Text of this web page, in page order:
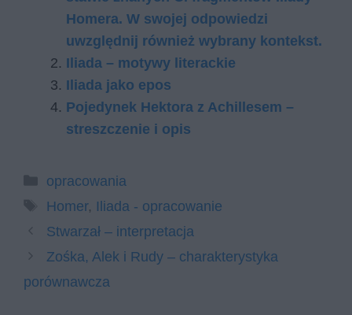
Ho­me­ra. W swo­jej od­po­wie­dzi
uwzględ­nij rów­nież wy­bra­ny kon­tekst.
Iliada – motywy literackie
Iliada jako epos
Pojedynek Hektora z Achillesem –
streszczenie i opis
Kategorie
opracowania
Tagi
Homer, Iliada - opracowanie
Stwarzał – interpretacja
Zośka, Alek i Rudy – charakterystyka
porównawcza